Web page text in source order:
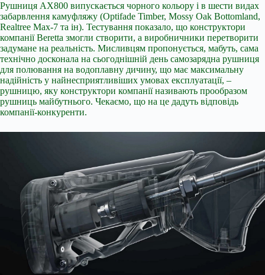
Рушниця АХ800 випускається чорного кольору і в шести видах
забарвлення камуфляжу (Optifade Timber, Mossy Oak Bottomland,
Realtree Max-7 та ін). Тестування показало, що конструктори
компанії Beretta змогли створити, а виробничники перетворити
задумане на реальність. Мисливцям пропонується, мабуть, сама
технічно досконала на сьогоднішній день самозарядна рушниця
для полювання на водоплавну дичину, що має максимальну
надійність у найнесприятливіших умовах експлуатації, –
рушницю, яку конструктори компанії називають прообразом
рушниць майбутнього. Чекаємо, що на це дадуть відповідь
компанії-конкуренти.